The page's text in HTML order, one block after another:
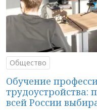
Общество
Обучение
трудоустройства:
всей России